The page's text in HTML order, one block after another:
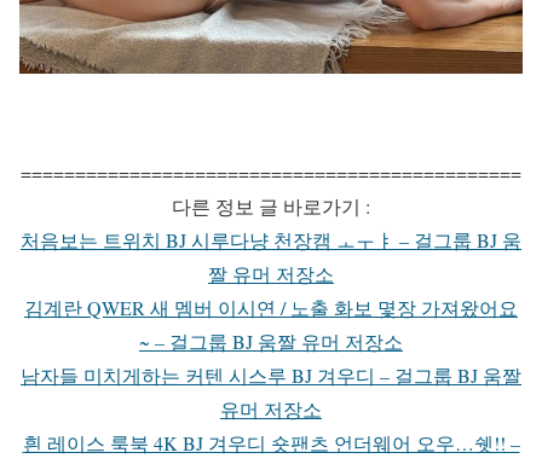
==============================================
다른 정보 글 바로가기 :
처음보는 트위치 BJ 시루다냥 천장캠 ㅗㅜㅑ – 걸그룹 BJ 움
짤 유머 저장소
김계란 QWER 새 멤버 이시연 / 노출 화보 몇장 가져왔어요
~ – 걸그룹 BJ 움짤 유머 저장소
남자들 미치게하는 커텐 시스루 BJ 겨우디 – 걸그룹 BJ 움짤
유머 저장소
흰 레이스 룩북 4K BJ 겨우디 숏팬츠 언더웨어 오우…쉣!! –